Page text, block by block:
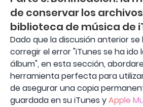
de conservar los
biblioteca de música de
Dado que la discusión anterior
corregir el error "iTunes se ha
álbum", en esta sección,
herramienta perfecta para
de asegurar una copia
guardada en su iTunes yApple